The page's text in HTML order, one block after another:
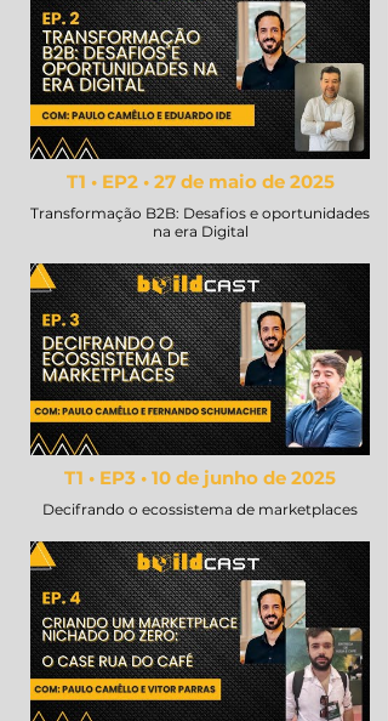
T1 • EP2 • 27 de maio de 2025
Transformação B2B: Desafios e oportunidades
na era Digital
T1 • EP3 • 10 de junho de 2025
Decifrando o ecossistema de marketplaces